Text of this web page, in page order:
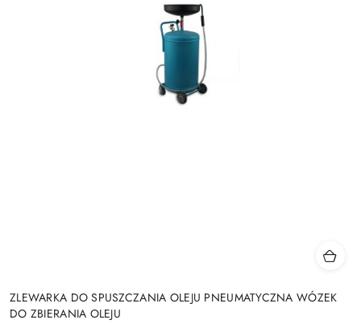
ZLEWARKA DO SPUSZCZANIA OLEJU PNEUMATYCZNA WÓZEK
DO ZBIERANIA OLEJU